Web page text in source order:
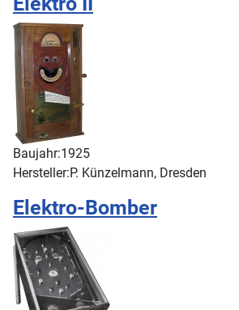
Baujahr:1925
Hersteller:P. Künzelmann, Dresden
Elektro-Bomber